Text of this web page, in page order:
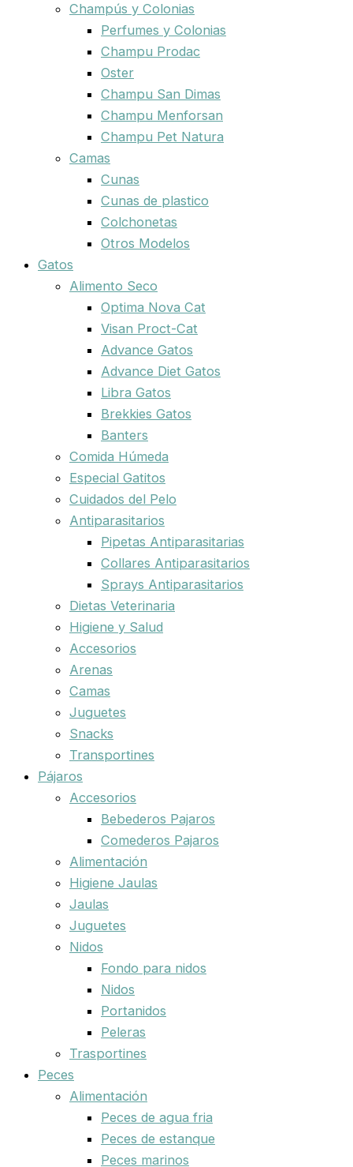
Champús y Colonias
Perfumes y Colonias
Champu Prodac
Oster
Champu San Dimas
Champu Menforsan
Champu Pet Natura
Camas
Cunas
Cunas de plastico
Colchonetas
Otros Modelos
Gatos
Alimento Seco
Optima Nova Cat
Visan Proct-Cat
Advance Gatos
Advance Diet Gatos
Libra Gatos
Brekkies Gatos
Banters
Comida Húmeda
Especial Gatitos
Cuidados del Pelo
Antiparasitarios
Pipetas Antiparasitarias
Collares Antiparasitarios
Sprays Antiparasitarios
Dietas Veterinaria
Higiene y Salud
Accesorios
Arenas
Camas
Juguetes
Snacks
Transportines
Pájaros
Accesorios
Bebederos Pajaros
Comederos Pajaros
Alimentación
Higiene Jaulas
Jaulas
Juguetes
Nidos
Fondo para nidos
Nidos
Portanidos
Peleras
Trasportines
Peces
Alimentación
Peces de agua fria
Peces de estanque
Peces marinos